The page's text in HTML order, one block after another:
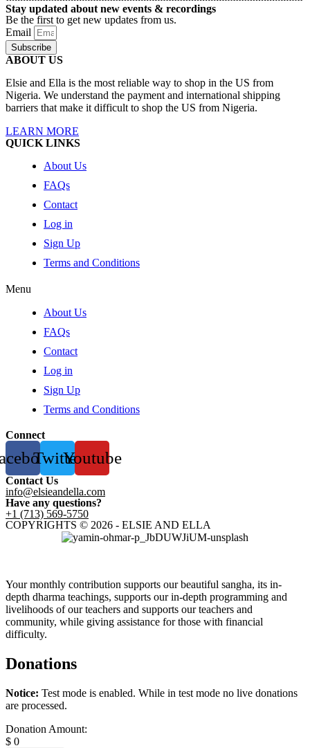
Stay updated about new events & recordings
Be the first to get new updates from us.
Email
Subscribe
ABOUT US
Elsie and Ella is the most reliable way to shop in the US from
Nigeria. We understand the payment and international shipping
barriers that make it difficult to shop the US from Nigeria.
LEARN MORE
QUICK LINKS
About Us
FAQs
Contact
Log in
Sign Up
Terms and Conditions
Menu
About Us
FAQs
Contact
Log in
Sign Up
Terms and Conditions
Connect
TwitterYoutube
Contact Us
info@elsieandella.com
Have any questions?
+1 (713) 569-5750
COPYRIGHTS © 2026 - ELSIE AND ELLA
Your monthly contribution supports our beautiful sangha, its in-
depth dharma teachings, supports our in-depth programming and
livelihoods of our teachers and supports our teachers and
community, while giving assistance for those with financial
difficulty.
Donations
Notice: Test mode is enabled. While in test mode no live donations
are processed.
Donation Amount:
$ 0